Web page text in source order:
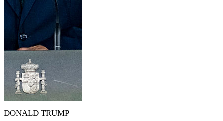
DONALD TRUMP